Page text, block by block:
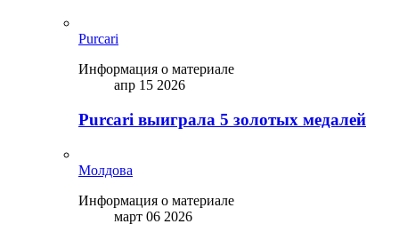
Purcari
Информация о материале
апр 15 2026
Purcari выиграла 5 золотых медалей
Молдова
Информация о материале
март 06 2026